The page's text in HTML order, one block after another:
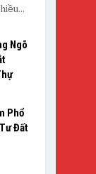
Ngõ
Phổ
Đất